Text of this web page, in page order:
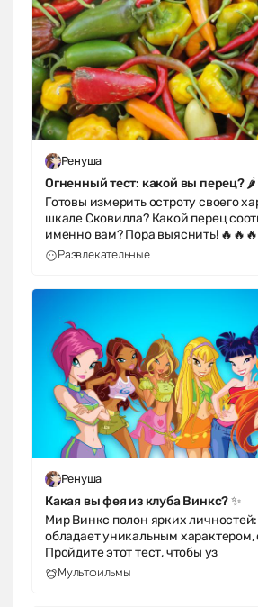
Ренуша
Огненный тест: какой вы перец? 🌶️
Готовы измерить остроту своего
шкале Сковилла? Какой перец
именно вам? Пора выяснить! 🔥🔥🔥
Развлекательные
Ренуша
Какая вы фея из клуба Винкс? ✨
Мир Винкс полон ярких
обладает уникальным
Пройдите этот тест, чтобы уз
Мультфильмы